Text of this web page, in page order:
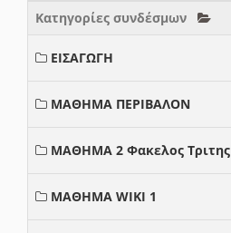
Κατηγορίες συνδέσμων
ΕΙΣΑΓΩΓΗ
ΜΑΘΗΜΑ ΠΕΡΙΒΑΛΟΝ
ΜΑΘΗΜΑ 2 Φακελος Τριτης
ΜΑΘΗΜΑ WIKI 1